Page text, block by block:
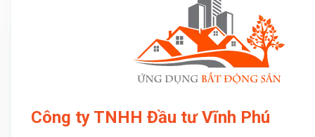
Công ty TNHH Đầu tư Vĩnh Phú